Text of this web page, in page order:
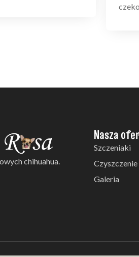
chihuahua.
Nasza
Szczeniaki
Galeria